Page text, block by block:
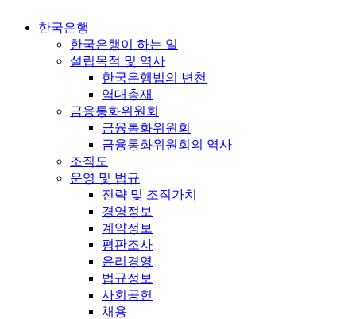
한국은행
한국은행이 하는 일
설립목적 및 역사
한국은행법의 변천
역대총재
금융통화위원회
금융통화위원회
금융통화위원회의 역사
조직도
운영 및 법규
전략 및 조직가치
경영정보
계약정보
평판조사
윤리경영
법규정보
사회공헌
채용